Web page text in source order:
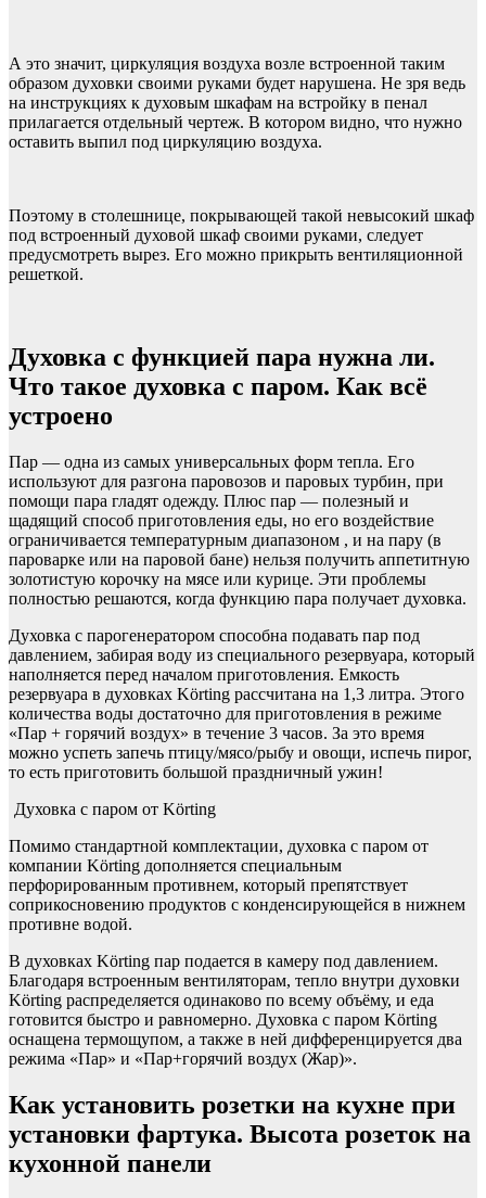
А это значит, циркуляция воздуха возле встроенной таким
образом духовки своими руками будет нарушена. Не зря ведь
на инструкциях к духовым шкафам на встройку в пенал
прилагается отдельный чертеж. В котором видно, что нужно
оставить выпил под циркуляцию воздуха.
Поэтому в столешнице, покрывающей такой невысокий шкаф
под встроенный духовой шкаф своими руками, следует
предусмотреть вырез. Его можно прикрыть вентиляционной
решеткой.
Духовка с функцией пара нужна ли.
Что такое духовка с паром. Как всё
устроено
Пар — одна из самых универсальных форм тепла. Его
используют для разгона паровозов и паровых турбин, при
помощи пара гладят одежду. Плюс пар — полезный и
щадящий способ приготовления еды, но его воздействие
ограничивается температурным диапазоном , и на пару (в
пароварке или на паровой бане) нельзя получить аппетитную
золотистую корочку на мясе или курице. Эти проблемы
полностью решаются, когда функцию пара получает духовка.
Духовка с парогенератором способна подавать пар под
давлением, забирая воду из специального резервуара, который
наполняется перед началом приготовления. Емкость
резервуара в духовках Körting рассчитана на 1,3 литра. Этого
количества воды достаточно для приготовления в режиме
«Пар + горячий воздух» в течение 3 часов. За это время
можно успеть запечь птицу/мясо/рыбу и овощи, испечь пирог,
то есть приготовить большой праздничный ужин!
Духовка с паром от Körting
Помимо стандартной комплектации, духовка с паром от
компании Körting дополняется специальным
перфорированным противнем, который препятствует
соприкосновению продуктов с конденсирующейся в нижнем
противне водой.
В духовках Körting пар подается в камеру под давлением.
Благодаря встроенным вентиляторам, тепло внутри духовки
Körting распределяется одинаково по всему объёму, и еда
готовится быстро и равномерно. Духовка с паром Körting
оснащена термощупом, а также в ней дифференцируется два
режима «Пар» и «Пар+горячий воздух (Жар)».
Как установить розетки на кухне при
установки фартука. Высота розеток на
кухонной панели